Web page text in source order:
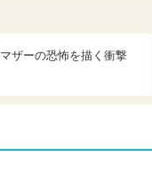
ザーの恐怖を描く衝撃